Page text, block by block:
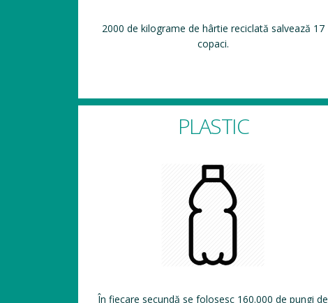
2000 de kilograme de hârtie reciclată salvează 17
copaci.
PLASTIC
În fiecare secundă se folosesc 160.000 de pungi de